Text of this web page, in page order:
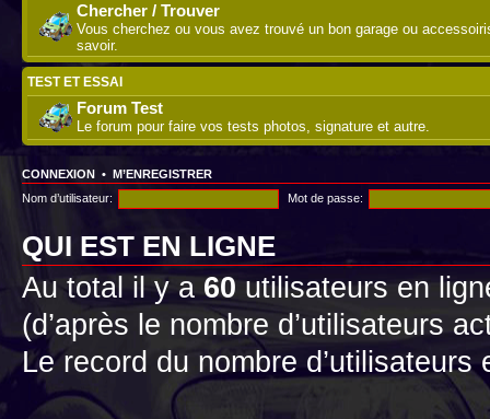
Chercher / Trouver
Vous cherchez ou vous avez trouvé un bon garage ou
savoir.
TEST ET ESSAI
Forum Test
Le forum pour faire vos tests photos, signature et autre.
CONNEXION • M’ENREGISTRER
Nom d’utilisateur:
Mot de passe:
QUI EST EN LIGNE
Au total il y a60utilisateurs en
(d’après le nombre d’utilisateurs
Le record du nombre